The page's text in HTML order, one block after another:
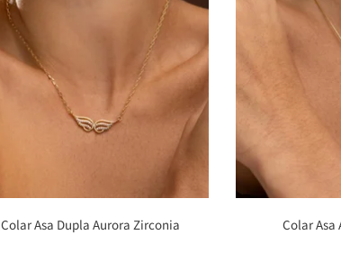
Colar Asa Dupla Aurora Zirconia Colar Asa